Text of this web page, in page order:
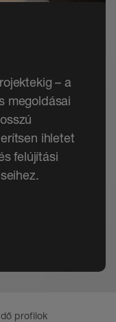
– a
megoldásai
ihletet
felújítási
profilok